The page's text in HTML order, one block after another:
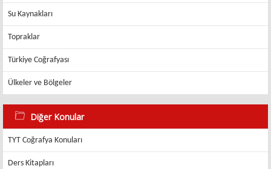
Su Kaynakları
Topraklar
Türkiye Coğrafyası
Ülkeler ve Bölgeler
Diğer Konular
TYT Coğrafya Konuları
Ders Kitapları